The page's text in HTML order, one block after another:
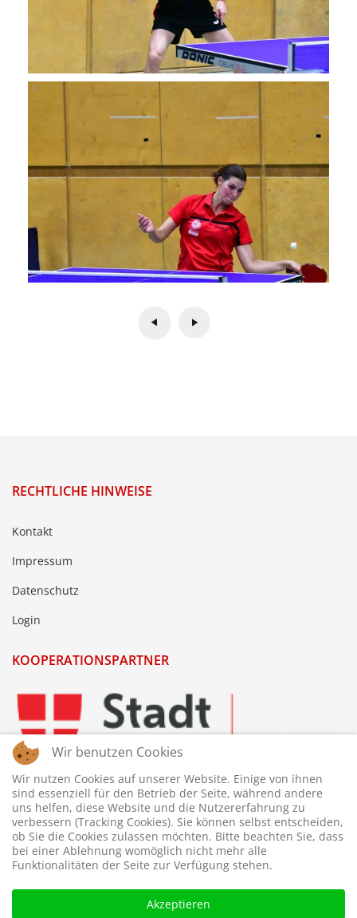
RECHTLICHE HINWEISE
Kontakt
Impressum
Datenschutz
Login
KOOPERATIONSPARTNER
Wir benutzen Cookies
Wir nutzen Cookies auf unserer Website. Einige von ihnen
sind essenziell für den Betrieb der Seite, während andere
uns helfen, diese Website und die Nutzererfahrung zu
verbessern (Tracking Cookies). Sie können selbst entscheiden,
ob Sie die Cookies zulassen möchten. Bitte beachten Sie, dass
bei einer Ablehnung womöglich nicht mehr alle
Funktionalitäten der Seite zur Verfügung stehen.
Akzeptieren